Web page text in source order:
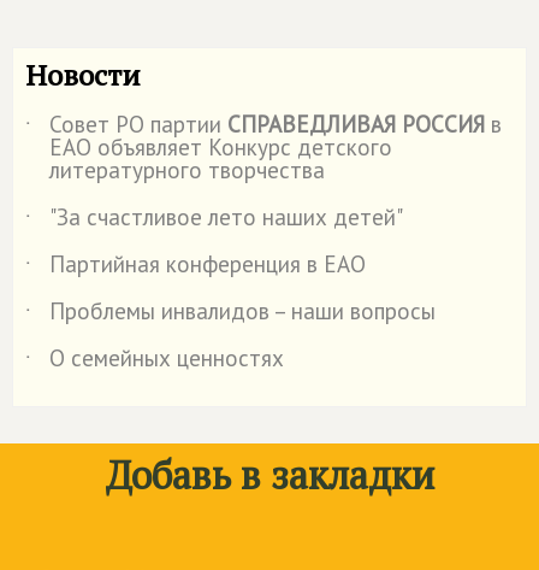
Новости
˙ Совет РО партии СПРАВЕДЛИВАЯ РОССИЯ в
ЕАО объявляет Конкурс детского
литературного творчества
˙
"За счастливое лето наших детей"
˙
Партийная конференция в ЕАО
˙
Проблемы инвалидов – наши вопросы
˙
О семейных ценностях
Добавь в закладки